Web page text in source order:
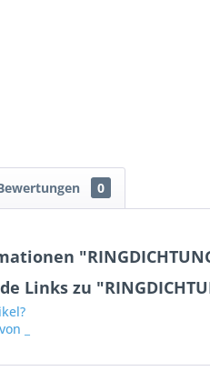
0
Links zu
_